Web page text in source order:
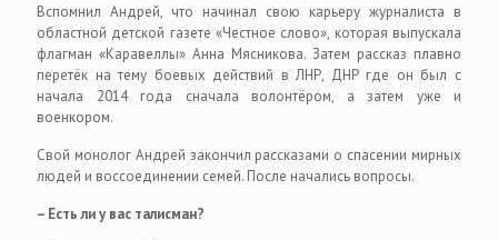
Вспомнил Андрей, что начинал свою карьеру журналиста в
областной детской газете «Честное слово», которая выпускала
флагман «Каравеллы» Анна Мясникова. Затем рассказ плавно
перетёк на тему боевых действий в ЛНР, ДНР где он был с
начала 2014 года сначала волонтёром, а затем уже и
военкором.
Свой монолог Андрей закончил рассказами о спасении мирных
людей и воссоединении семей. После начались вопросы.
– Есть ли у вас талисман?